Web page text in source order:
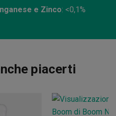
e Zinco: <0,1%
piacerti